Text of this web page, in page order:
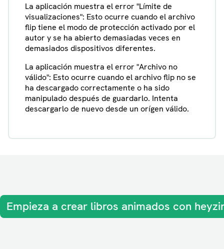
La aplicación muestra el error "Límite de
visualizaciones": Esto ocurre cuando el archivo
flip tiene el modo de protección activado por el
autor y se ha abierto demasiadas veces en
demasiados dispositivos diferentes.
La aplicación muestra el error "Archivo no
válido": Esto ocurre cuando el archivo flip no se
ha descargado correctamente o ha sido
manipulado después de guardarlo. Intenta
descargarlo de nuevo desde un orígen válido.
Empieza a crear libros animados con